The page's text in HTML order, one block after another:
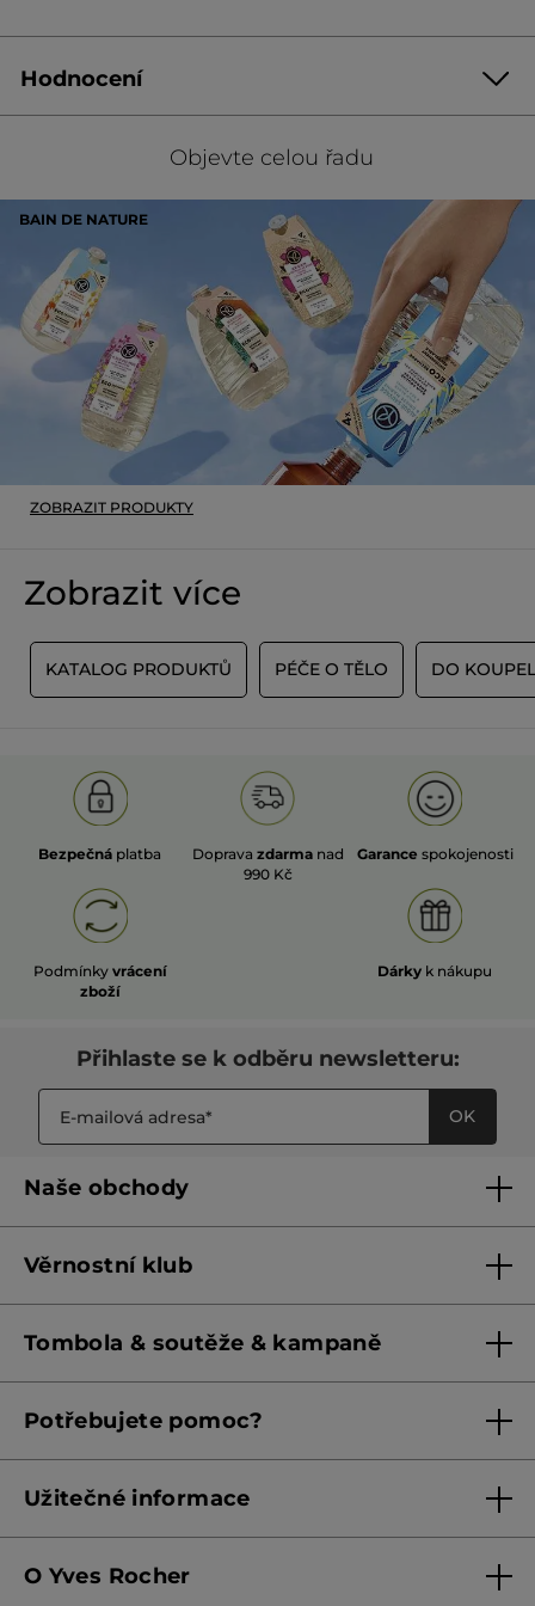
Hodnocení
hodnoceníPŘIDAT HODNOCENÍ
Objevte celou řadu
BAIN DE NATURE
ZOBRAZIT PRODUKTY
Zobrazit více
KATALOG PRODUKTŮ PÉČE O TĚLO DO
Bezpečná platba Doprava zdarma nad
990 Kč
Garance spokojenosti
Podmínky vrácení
zboží
Dárky k nákupu
Přihlaste se k odběru newsletteru:
OK
Naše obchody
Franšízing
Věrnostní klub
Pravidla věrnostního klubu od 1. 6. 2026
Tombola & soutěže & kampaně
Podmínky aktuálních nabídek
Potřebujete pomoc?
Užitečné informace
Zásady ochrany osobních údajů
O Yves Rocher